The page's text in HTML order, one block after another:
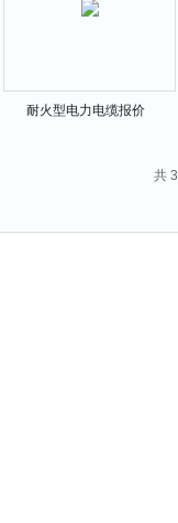
耐火型电力电缆报价
共